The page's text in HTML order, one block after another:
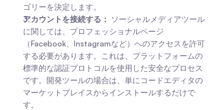
ゴリーを決定します。
アカウントを接続する： ソーシャルメディアツール
に関しては、プロフェッショナルページ
（Facebook、Instagramなど）へのアクセスを許可
する必要があります。これは、プラットフォームの
標準的な認証プロトコルを使用した安全なプロセス
です。開発ツールの場合は、単にコードエディタの
マーケットプレイスからインストールするだけで
す。